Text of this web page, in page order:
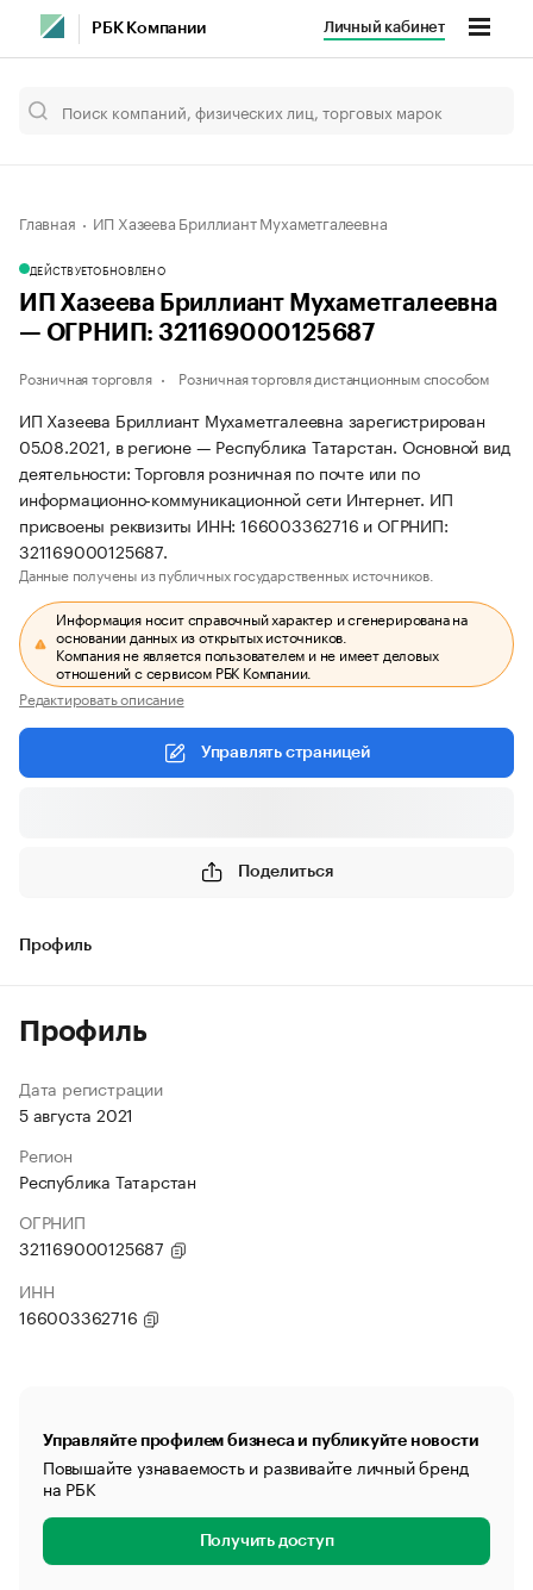
РБК Компании Личный кабинет
Главная ИП Хазеева Бриллиант Мухаметгалеевна
ДЕЙСТВУЕТОБНОВЛЕНО
ИП Хазеева Бриллиант Мухаметгалеевна
— ОГРНИП: 321169000125687
Розничная торговля Розничная торговля дистанционным способом
ИП Хазеева Бриллиант Мухаметгалеевна зарегистрирован
05.08.2021, в регионе — Республика Татарстан. Основной вид
деятельности: Торговля розничная по почте или по
информационно-коммуникационной сети Интернет. ИП
присвоены реквизиты ИНН: 166003362716 и ОГРНИП:
321169000125687.
Данные получены из публичных государственных источников.
Информация носит справочный характер и сгенерирована на
основании данных из открытых источников.
Компания не является пользователем и не имеет деловых
отношений с сервисом РБК Компании.
Редактировать описание
Управлять страницей
Поделиться
Профиль
Профиль
Дата регистрации
5 августа 2021
Регион
Республика Татарстан
ОГРНИП
321169000125687
ИНН
166003362716
Управляйте профилем бизнеса и публикуйте новости
Повышайте узнаваемость и развивайте личный бренд
на РБК
Получить доступ